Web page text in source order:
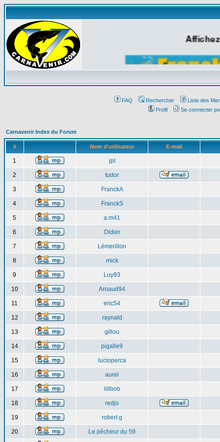
FAQ Rechercher
Liste des
Profil
Se connecter
Carnavenir Index du Forum
# Nom d'utilisateur E-mail
1 jpl
2 tudor
3 FranckA
4 FranckS
5 a.m41
6 Didier
7 Lémerillon
8 mick
9 Luy93
10 Arnaud94
11 eric54
12 raynald
13 gillou
14 pigalle9
15 lucioperca
16 aurel
17 lillbob
18 redjo
19 robert g
20 Le pêcheur du 59